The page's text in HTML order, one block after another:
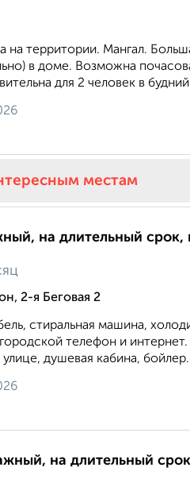
на территории. Мангал.
в доме. Возможна
для 2 человек в
местам
на длительный срок,
2-я Беговая 2
стиральная машина,
телефон и
душевая кабина,
на длительный